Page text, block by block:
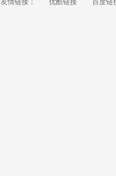
友情链接： 优酷链接 百度链